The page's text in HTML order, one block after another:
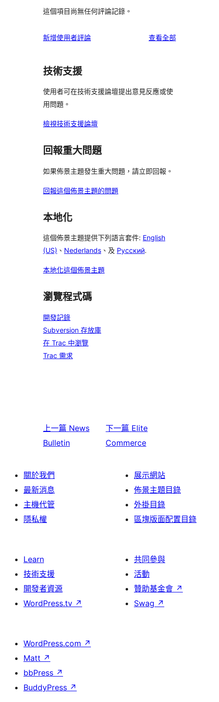
這個項目尚無任何評論記錄。
新增使用者評論 查看全部使
技術支援
使用者可在技術支援論壇提出意見反應或使
用問題。
檢視技術支援論壇
回報重大問題
如果佈景主題發生重大問題，請立即回報。
回報這個佈景主題的問題
本地化
這個佈景主題提供下列語言套件: English
(US) 、 Nederlands 、及 Русский.
本地化這個佈景主題
瀏覽程式碼
開發記錄
Subversion 存放庫
在 Trac 中瀏覽
Trac 需求
上一篇 News
Bulletin
下一篇 Elite
Commerce
關於我們
最新消息
主機代管
隱私權
展示網站
佈景主題目錄
外掛目錄
區塊版面配置目錄
Learn
技術支援
開發者資源
WordPress.tv ↗
共同參與
活動
贊助基金會 ↗
Swag ↗
WordPress.com ↗
Matt ↗
bbPress ↗
BuddyPress ↗